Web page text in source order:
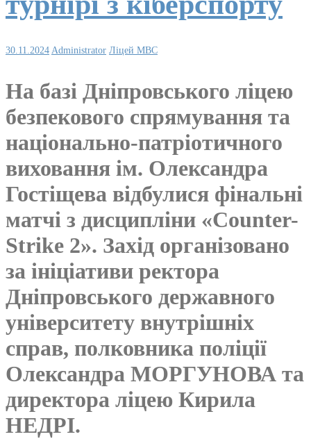
30.11.2024 Administrator Ліцей МВС
На базі Дніпровського ліцею
безпекового спрямування та
національно-патріотичного
виховання ім. Олександра
Гостіщева відбулися фінальні
матчі з дисципліни «Counter-
Strike 2». Захід організовано
за ініціативи ректора
Дніпровського державного
університету внутрішніх
справ, полковника поліції
Олександра МОРГУНОВА та
директора ліцею Кирила
НЕДРІ.